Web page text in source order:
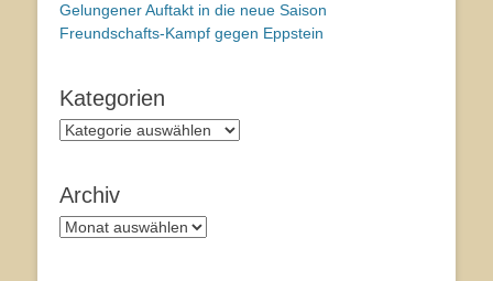
Gelungener Auftakt in die neue Saison
Freundschafts-Kampf gegen Eppstein
Kategorien
Kategorien
Archiv
Archiv